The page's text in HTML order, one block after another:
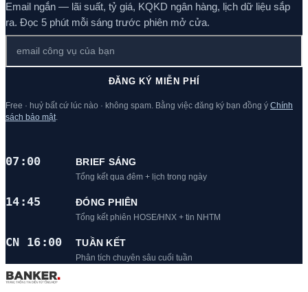
Email ngắn — lãi suất, tỷ giá, KQKD ngân hàng, lịch dữ liệu sắp
ra. Đọc 5 phút mỗi sáng trước phiên mở cửa.
ĐĂNG KÝ MIỄN PHÍ
Free · huỷ bất cứ lúc nào · không spam. Bằng việc đăng ký bạn đồng ý Chính
sách bảo mật
07:00 BRIEF SÁNG
Tổng kết qua đêm + lịch trong ngày
14:45 ĐÓNG PHIÊN
Tổng kết phiên HOSE/HNX + tin NHTM
CN 16:00 TUẦN KẾT
Phân tích chuyên sâu cuối tuần